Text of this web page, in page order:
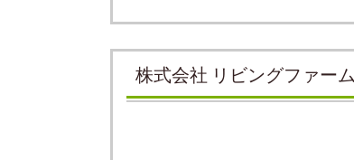
株式会社 リビングファーム